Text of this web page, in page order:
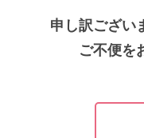
申し訳ござい
ご不便を